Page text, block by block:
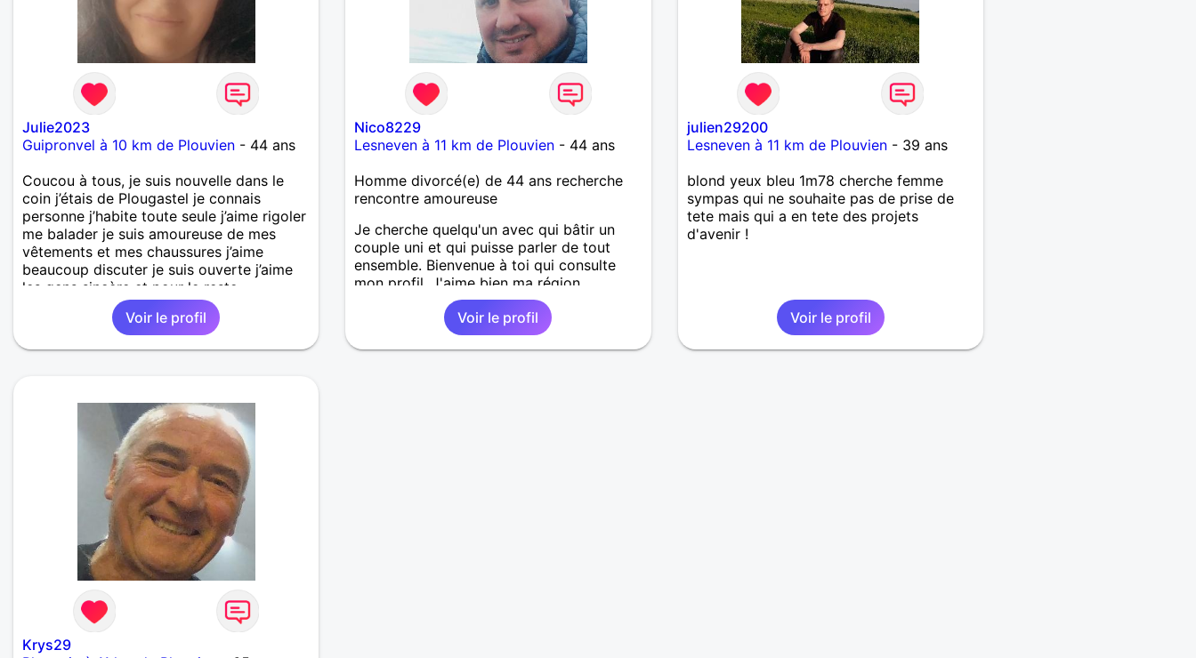
Julie2023
Guipronvel à 10 km de Plouvien - 44 ans
Coucou à tous, je suis nouvelle dans le
coin j’étais de Plougastel je connais
personne j’habite toute seule j’aime rigoler
me balader je suis amoureuse de mes
vêtements et mes chaussures j’aime
beaucoup discuter je suis ouverte j’aime
les gens sincère et pour le reste,
contactez-moi
Voir le profil
Nico8229
Lesneven à 11 km de Plouvien - 44 ans
Homme divorcé(e) de 44 ans recherche
rencontre amoureuse
Je cherche quelqu'un avec qui bâtir un
couple uni et qui puisse parler de tout
ensemble. Bienvenue à toi qui consulte
mon profil. J'aime bien ma région
Voir le profil
julien29200
Lesneven à 11 km de Plouvien- 39 ans
blond yeux bleu 1m78 cherche femme
sympas qui ne souhaite pas de prise de
tete mais qui a en tete des projets
d'avenir !
Voir le profil
Krys29